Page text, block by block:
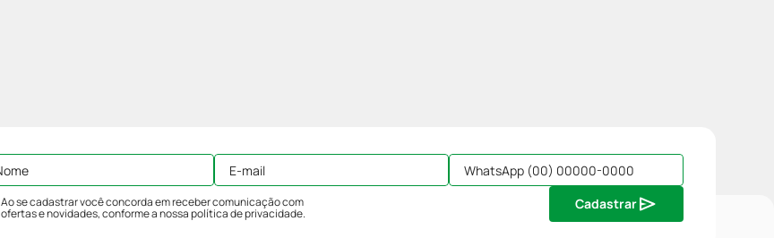
Ao se cadastrar você concorda em receber comunicação com
ofertas e novidades, conforme a nossapolítica de privacidade.
Cadastrar